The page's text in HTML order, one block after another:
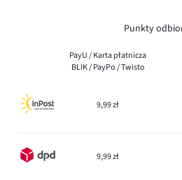
Punkty
PayU / Karta płatnicza
BLIK / PayPo / Twisto
9,99 zł
9,99 zł